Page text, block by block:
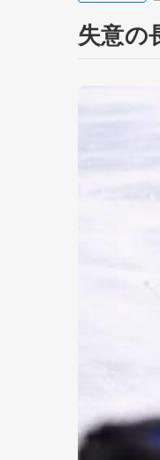
失意の